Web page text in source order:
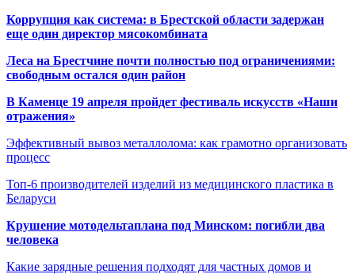
Коррупция как система: в Брестской области задержан
еще один директор мясокомбината
Леса на Брестчине почти полностью под ограничениями:
свободным остался один район
В Каменце 19 апреля пройдет фестиваль искусств «Наши
отражения»
Эффективный вывоз металлолома: как грамотно организовать
процесс
Топ-6 производителей изделий из медицинского пластика в
Беларуси
Крушение мотодельтаплана под Минском: погибли два
человека
Какие зарядные решения подходят для частных домов и